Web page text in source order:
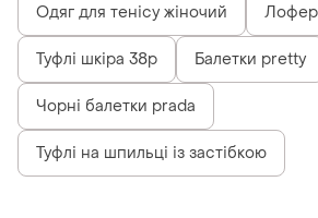
Одяг для тенісу жіночий
Туфлі шкіра 38р Балетки pretty
Чорні балетки prada
Туфлі на шпильці із застібкою